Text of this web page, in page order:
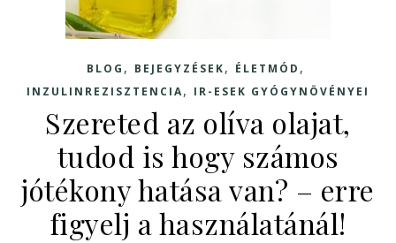
BLOG , BEJEGYZÉSEK, ÉLETMÓD ,
INZULINREZISZTENCIA, IR-ESEK GYÓGYNÖVÉNYEI
Szereted az olíva olajat,
tudod is hogy számos
jótékony hatása van? – erre
figyelj a használatánál!